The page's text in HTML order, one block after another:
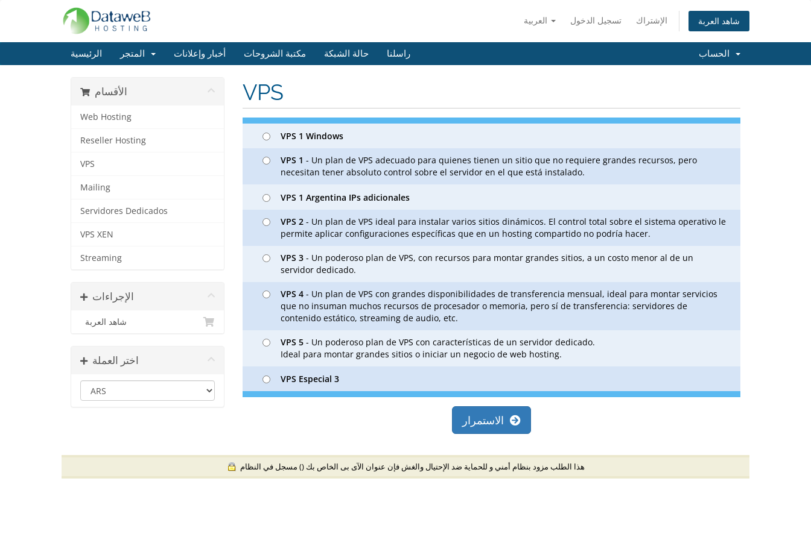
تسجيل الدخول الإشتراك شاهد العربة
الرئيسية أخبار وإعلانات مكتبة الشروحات حالة الشبكة راسلنا
VPS الأقسام
Web Hosting
Reseller Hosting
VPS
Mailing
Servidores Dedicados
VPS XEN
Streaming
الإجراءات
شاهد العربة
اختر العملة
VPS 1 Windows
VPS 1 - Un plan de VPS adecuado para quienes tienen un sitio que no requiere grandes recursos, pero
necesitan tener absoluto control sobre el servidor en el que está instalado.
VPS 1 Argentina IPs adicionales
VPS 2 - Un plan de VPS ideal para instalar varios sitios dinámicos. El control total sobre el sistema operativo le
permite aplicar configuraciones específicas que en un hosting compartido no podría hacer.
VPS 3 - Un poderoso plan de VPS, con recursos para montar grandes sitios, a un costo menor al de un
servidor dedicado.
VPS 4 - Un plan de VPS con grandes disponibilidades de transferencia mensual, ideal para montar servicios
que no insuman muchos recursos de procesador o memoria, pero sí de transferencia: servidores de
contenido estático, streaming de audio, etc.
VPS 5 - Un poderoso plan de VPS con características de un servidor dedicado.
Ideal para montar grandes sitios o iniciar un negocio de web hosting.
VPS Especial 3
هذا الطلب مزود بنظام أمني و للحماية ضد الإحتيال والغش فإن عنوان الآى بى الخاص بك () مسجل في النظام